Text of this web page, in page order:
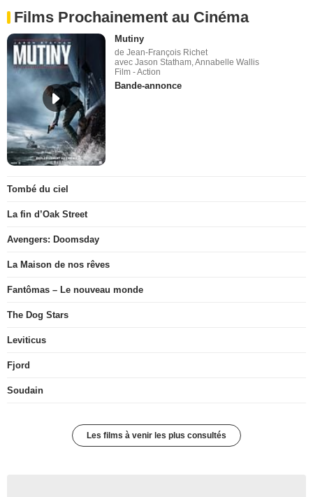
Films Prochainement au Cinéma
Mutiny
de Jean-François Richet
avec Jason Statham, Annabelle Wallis
Film - Action
Bande-annonce
Tombé du ciel
La fin d’Oak Street
Avengers: Doomsday
La Maison de nos rêves
Fantômas – Le nouveau monde
The Dog Stars
Leviticus
Fjord
Soudain
Les films à venir les plus consultés